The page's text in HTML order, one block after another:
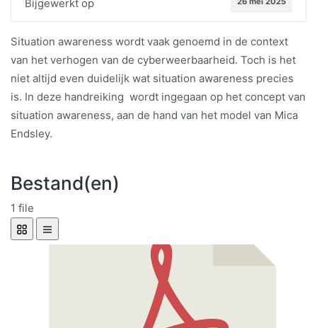
Bijgewerkt op
Situation awareness wordt vaak genoemd in de context
van het verhogen van de cyberweerbaarheid. Toch is het
niet altijd even duidelijk wat situation awareness precies
is. In deze handreiking wordt ingegaan op het concept van
situation awareness, aan de hand van het model van Mica
Endsley.
Bestand(en)
1 file